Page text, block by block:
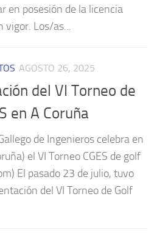
en posesión de la licencia
vigor. Los/as...
AGOSTO 26, 2025
del VI Torneo de
en A Coruña
de Ingenieros celebra en
el VI Torneo CGES de golf
El pasado 23 de julio, tuvo
del VI Torneo de Golf